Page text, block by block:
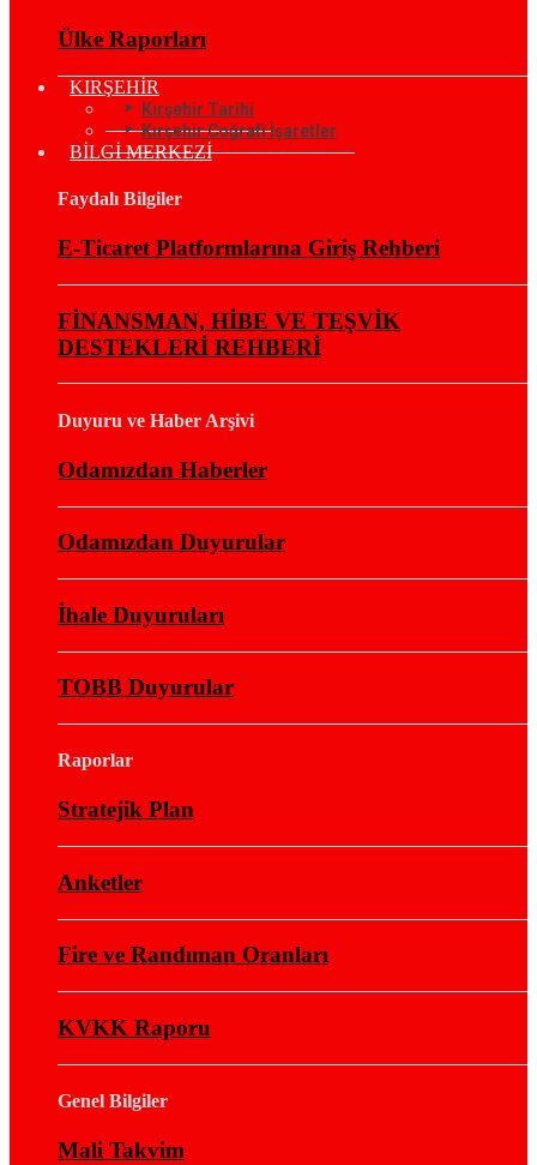
Ülke Raporları
KIRŞEHİR
Kırşehir Tarihi
Kırşehir Coğrafi İşaretler
BİLGİ MERKEZİ
Faydalı Bilgiler
E-Ticaret Platformlarına Giriş Rehberi
FİNANSMAN, HİBE VE TEŞVİK
DESTEKLERİ REHBERİ
Duyuru ve Haber Arşivi
Odamızdan Haberler
Odamızdan Duyurular
İhale Duyuruları
TOBB Duyurular
Raporlar
Stratejik Plan
Anketler
Fire ve Randıman Oranları
KVKK Raporu
Genel Bilgiler
Mali Takvim